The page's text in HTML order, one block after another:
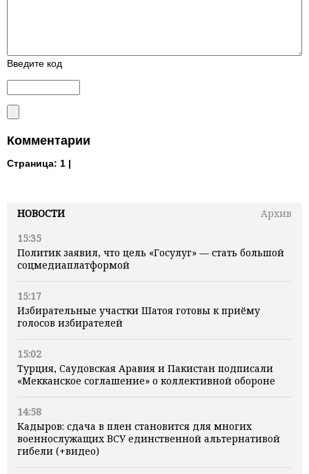
НОВОСТИ
Архив
15:35
Политик заявил, что цель «Госулуг» — стать большой
соцмедиаплатформой
15:17
Избирательные участки Шатоя готовы к приёму
голосов избирателей
15:02
Турция, Саудовская Аравия и Пакистан подписали
«Мекканское соглашение» о коллективной обороне
14:58
Кадыров: сдача в плен становится для многих
военнослужащих ВСУ единственной альтернативой
гибели (+видео)
Введите код
Комментарии
Страница: 1 |